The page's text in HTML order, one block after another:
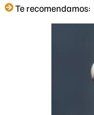
Te recomendamos: